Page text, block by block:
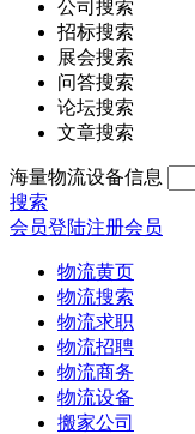
公司搜索
招标搜索
展会搜索
问答搜索
论坛搜索
文章搜索
海量物流设备信息
搜索
会员登陆注册会员
物流黄页
物流搜索
物流求职
物流招聘
物流商务
物流设备
搬家公司